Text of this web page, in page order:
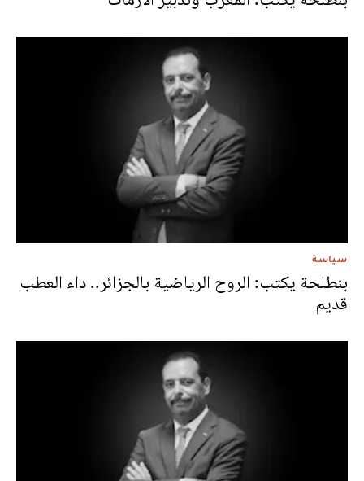
سياسة
بنطلحة يكتب: الروح الرياضية بالجزائر.. داء العطب
قديم